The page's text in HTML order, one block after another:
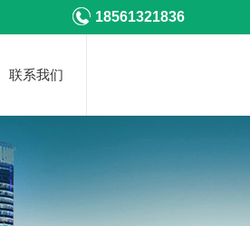
18561321836
联系我们